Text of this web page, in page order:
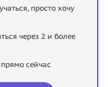
просто хочу
через 2 и более
сейчас